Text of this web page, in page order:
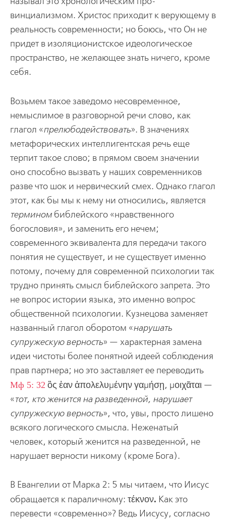
винциализмом. Христос приходит к верующему в
реальность совре­менности; но боюсь, что Он не
придет в изоляционистское идео­логическое
пространство, не желающее знать ничего, кроме
себя.
Возьмем такое заведомо несовременное,
немыслимое в разговорной речи слово, как
глагол «прелюбодействовать». В значениях
метафорических интеллигентская речь еще
терпит такое слово; в прямом своем значении
оно способно вызвать у наших современников
разве что шок и нервический смех. Однако глагол
этот, как бы мы к нему ни относились, является
терминомбиблейского «нравственного
богословия», и заменить его нечем;
современного эквивалента для передачи такого
понятия не существует, и не существует именно
потому, почему для современной психологии так
трудно принять смысл библейского запрета. Это
не вопрос истории языка, это именно вопрос
общественной психологии. Кузнецова заменяет
названный глагол оборотом «нарушать
супружескую верность» — характерная замена
идеи чистоты более понятной идеей соблюдения
прав партнера; но это заставляет ее переводить
Мф 5: 32 ὃς ἐαν ἀπολελυμένην γαμήσῃ, μοιχᾶται —
«тот, кто женится на разведенной, нарушает
супружескую верность», что, увы, просто лишено
всякого логического смысла. Неженатый
человек, который женится на разведенной, не
нарушает верности никому (кроме Бога).
В Евангелии от Марка 2: 5 мы читаем, что Иисус
обращается к параличному: τέκνον. Как это
перевести «современно»? Ведь Иисусу, согласно